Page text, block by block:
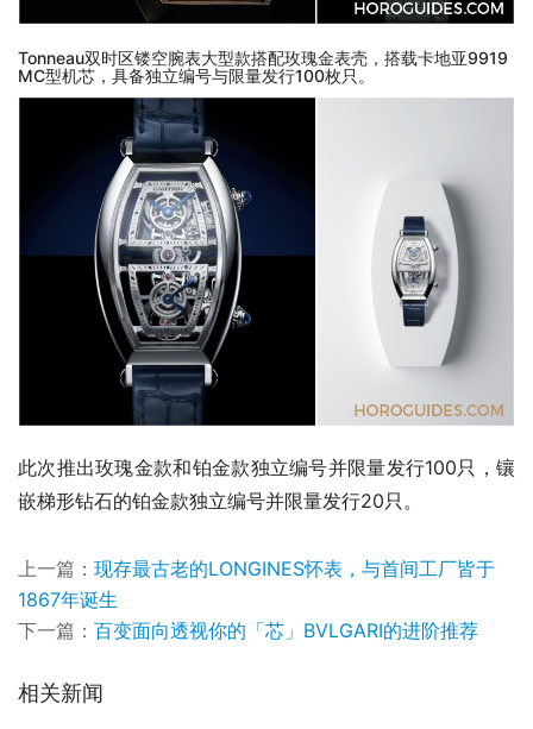
Tonneau双时区镂空腕表大型款搭配玫瑰金表壳，搭载卡地亚9919
MC型机芯，具备独立编号与限量发行100枚只。
此次推出玫瑰金款和铂金款独立编号并限量发行100只，镶
嵌梯形钻石的铂金款独立编号并限量发行20只。
上一篇： 现存最古老的LONGINES怀表，与首间工厂皆于
1867年诞生
下一篇： 百变面向透视你的「芯」BVLGARI的进阶推荐
相关新闻